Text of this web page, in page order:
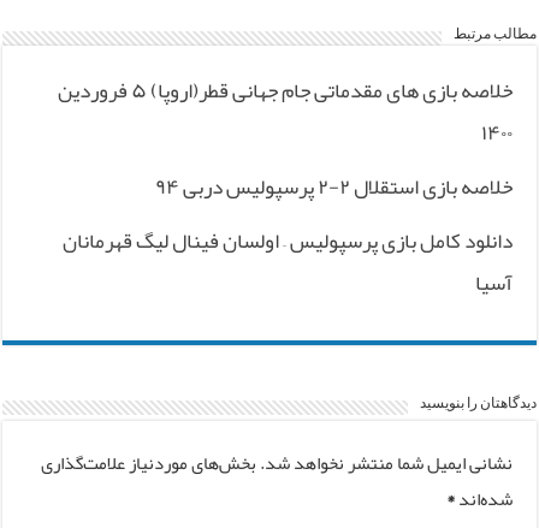
مطالب مرتبط
خلاصه بازی های مقدماتی جام جهانی قطر(اروپا) ۵ فروردین
۱۴۰۰
خلاصه بازی استقلال ۲-۲ پرسپولیس دربی ۹۴
دانلود کامل بازی پرسپولیس – اولسان فینال لیگ قهرمانان
آسیا
دیدگاهتان را بنویسید
نشانی ایمیل شما منتشر نخواهد شد.بخش‌های موردنیاز علامت‌گذاری
شده‌اند*